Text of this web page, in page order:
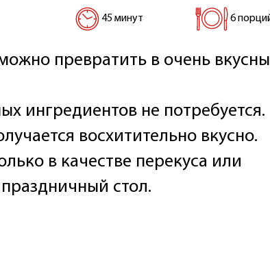
45 минут 6
превратить в очень
ингредиентов не потребуется.
восхитительно вкусно.
в качестве перекуса или
стол.